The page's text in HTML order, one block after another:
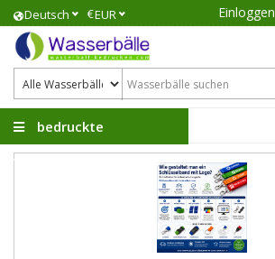
Deutsch €EUR Einloggen
bedruckte
Wasserbälle